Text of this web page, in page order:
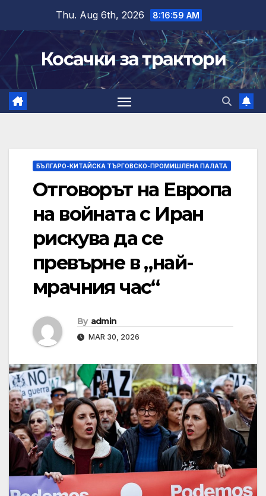
content
Thu. Aug 6th, 2026 8:17:00 AM
Косачки за трактори
БЪЛГАРО-КИТАЙСКА ТЪРГОВСКО-ПРОМИШЛЕНА ПАЛАТА
Отговорът на Европа
на войната с Иран
рискува да се
превърне в „най-
мрачния час“
By admin
MAR 30, 2026